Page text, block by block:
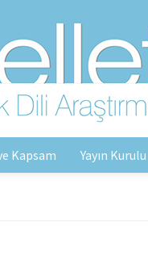
Kapsam Yayın Kurulu